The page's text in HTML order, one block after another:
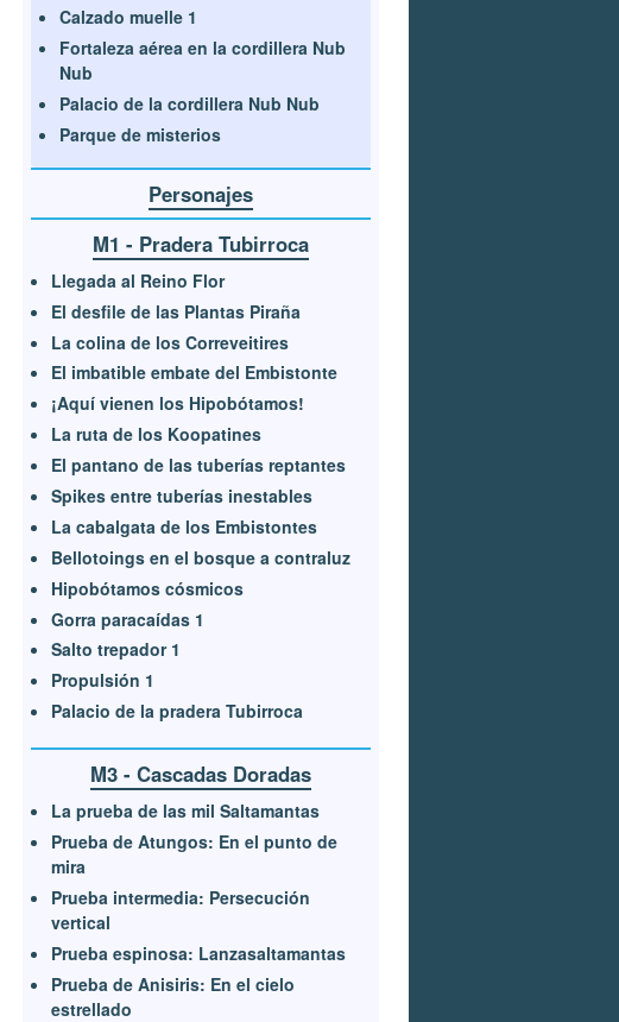
Calzado muelle 1
Fortaleza aérea en la cordillera Nub
Nub
Palacio de la cordillera Nub Nub
Parque de misterios
Personajes
M1 - Pradera Tubirroca
Llegada al Reino Flor
El desfile de las Plantas Piraña
La colina de los Correveitires
El imbatible embate del Embistonte
¡Aquí vienen los Hipobótamos!
La ruta de los Koopatines
El pantano de las tuberías reptantes
Spikes entre tuberías inestables
La cabalgata de los Embistontes
Bellotoings en el bosque a contraluz
Hipobótamos cósmicos
Gorra paracaídas 1
Salto trepador 1
Propulsión 1
Palacio de la pradera Tubirroca
M3 - Cascadas Doradas
La prueba de las mil Saltamantas
Prueba de Atungos: En el punto de
mira
Prueba intermedia: Persecución
vertical
Prueba espinosa: Lanzasaltamantas
Prueba de Anisiris: En el cielo
estrellado